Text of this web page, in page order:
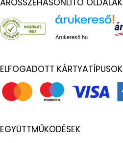
ÁRÖSSZEHASONLÍTÓ OLDALAK
Árukereső.hu
ELFOGADOTT KÁRTYATÍPUSOK
EGYÜTTMŰKÖDÉSEK